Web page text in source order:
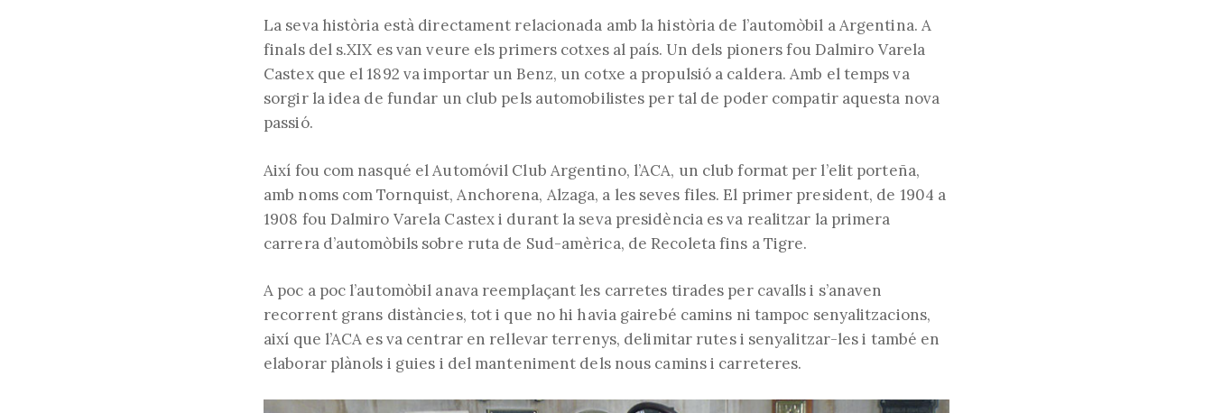
La seva història està directament relacionada amb la història de l’automòbil a Argentina. A
finals del s.XIX es van veure els primers cotxes al país. Un dels pioners fou Dalmiro Varela
Castex que el 1892 va importar un Benz, un cotxe a propulsió a caldera. Amb el temps va
sorgir la idea de fundar un club pels automobilistes per tal de poder compatir aquesta nova
passió.
Així fou com nasqué el Automóvil Club Argentino, l’ACA, un club format per l’elit porteña,
amb noms com Tornquist, Anchorena, Alzaga, a les seves files. El primer president, de 1904 a
1908 fou Dalmiro Varela Castex i durant la seva presidència es va realitzar la primera
carrera d’automòbils sobre ruta de Sud-amèrica, de Recoleta fins a Tigre.
A poc a poc l’automòbil anava reemplaçant les carretes tirades per cavalls i s’anaven
recorrent grans distàncies, tot i que no hi havia gairebé camins ni tampoc senyalitzacions,
així que l’ACA es va centrar en rellevar terrenys, delimitar rutes i senyalitzar-les i també en
elaborar plànols i guies i del manteniment dels nous camins i carreteres.